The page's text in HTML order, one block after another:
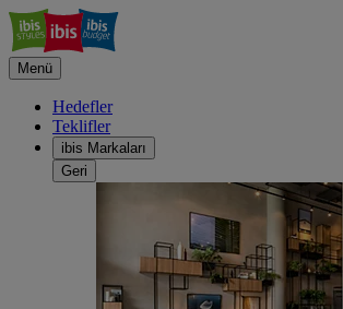
Menü
Hedefler
Teklifler
ibis Markaları
Geri